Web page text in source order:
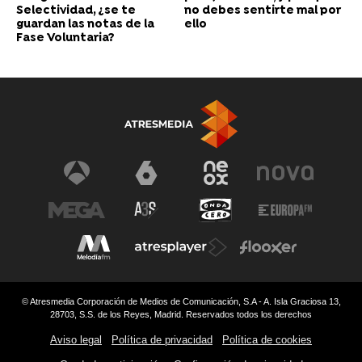
Selectividad, ¿se te
guardan las notas de la
Fase Voluntaria?
no debes sentirte mal por
ello
© Atresmedia Corporación de Medios de Comunicación, S.A - A. Isla Graciosa 13,
28703, S.S. de los Reyes, Madrid. Reservados todos los derechos
Aviso legal Política de privacidad Política de cookies